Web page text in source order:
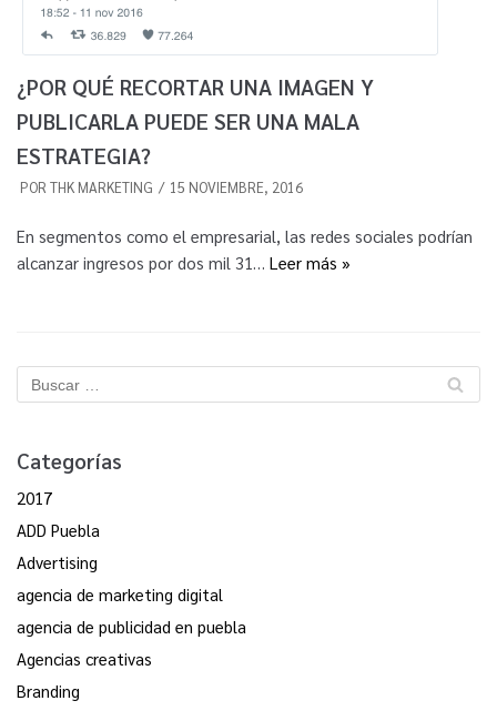
¿POR QUÉ RECORTAR UNA IMAGEN Y
PUBLICARLA PUEDE SER UNA MALA
ESTRATEGIA?
POR THK MARKETING 15 NOVIEMBRE, 2016
En segmentos como el empresarial, las redes sociales podrían
alcanzar ingresos por dos mil 31… Leer más »
Categorías
2017
ADD Puebla
Advertising
agencia de marketing digital
agencia de publicidad en puebla
Agencias creativas
Branding